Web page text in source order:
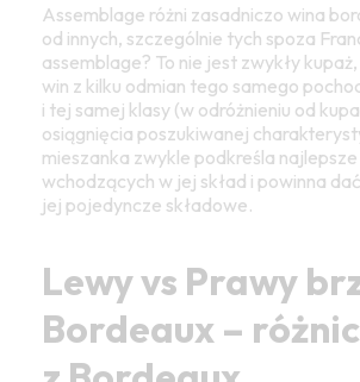
Assemblage różni zasadniczo wina
od innych, szczególnie tych spoza
assemblage? To nie jest zwykły
win z kilku odmian tego samego
i tej samej klasy (w odróżnieniu od
osiągnięcia poszukiwanej
mieszanka zwykle podkreśla
wchodzących w jej skład i powinna
jej pojedyncze składowe.
Lewy vs Prawy
Bordeaux –